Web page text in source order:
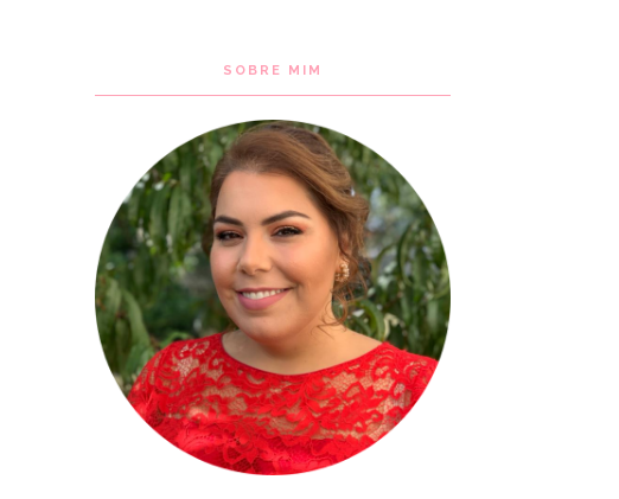
SOBRE MIM